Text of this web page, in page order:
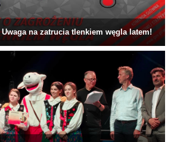
na zatrucia tlenkiem węgla latem!